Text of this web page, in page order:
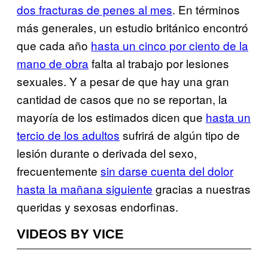
dos fracturas de penes al mes. En términos
más generales, un estudio británico encontró
que cada año hasta un cinco por ciento de la
mano de obra falta al trabajo por lesiones
sexuales. Y a pesar de que hay una gran
cantidad de casos que no se reportan, la
mayoría de los estimados dicen que hasta un
tercio de los adultos sufrirá de algún tipo de
lesión durante o derivada del sexo,
frecuentemente sin darse cuenta del dolor
hasta la mañana siguiente gracias a nuestras
queridas y sexosas endorfinas.
VIDEOS BY VICE